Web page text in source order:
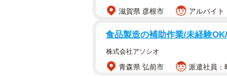
滋賀県 彦根市 アルバイト
食品製造の補助作業/未経験
株式会社アソシオ
青森県 弘前市 派遣社員：